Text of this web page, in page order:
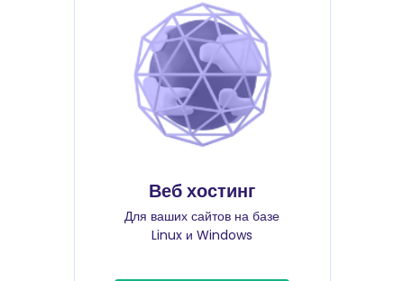
Веб хостинг
Для ваших сайтов на базе
Linux и Windows